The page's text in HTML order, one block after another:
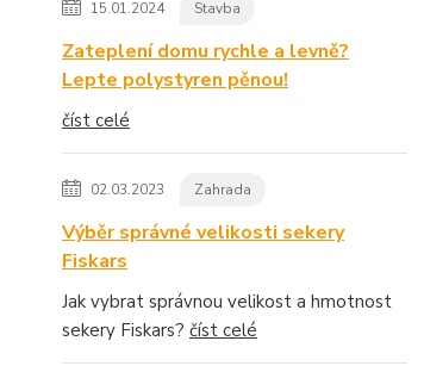
15.01.2024 Stavba
Zateplení domu rychle a levně?
Lepte polystyren pěnou!
číst celé
02.03.2023 Zahrada
Výběr správné velikosti sekery
Fiskars
Jak vybrat správnou velikost a hmotnost
sekery Fiskars? číst celé